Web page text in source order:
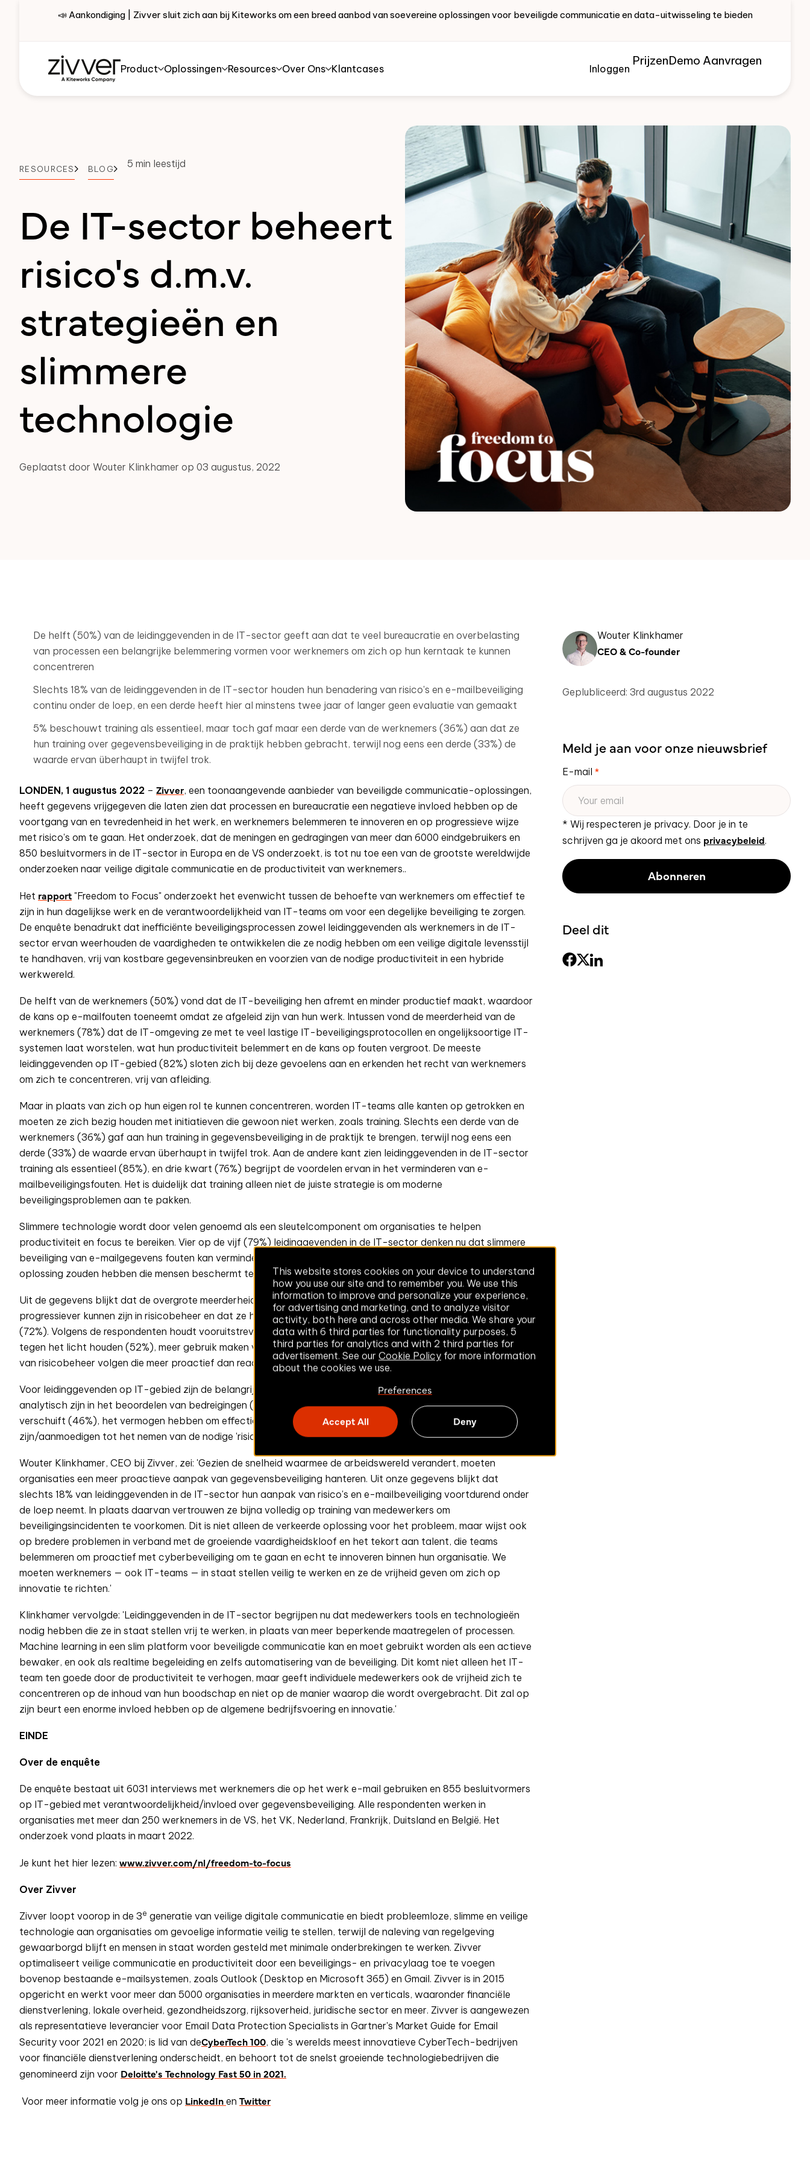
This website stores cookies on your device to understand
how you use our site and to remember you. We use this
information to improve and personalize your experience,
for advertising and marketing, and to analyze visitor
activity, both here and across other media. We share your
data with 6 third parties for functionality purposes, 5
third parties for analytics and with 2 third parties for
advertisement. See our Cookie Policy for more information
about the cookies we use.
Preferences
Accept All Deny
📣 Aankondiging | Zivver sluit zich aan bij Kiteworks om een breed aanbod van soevereine oplossingen voor beveiligde communicatie en data-uitwisseling te bieden
Product Oplossingen Resources Over Ons Klantcases Inloggen
PrijzenDemo Aanvragen
RESOURCES BLOG 5 min leestijd
De IT-sector beheert
risico's d.m.v.
strategieën en
slimmere
technologie
Geplaatst door Wouter Klinkhamer op 03 augustus, 2022
De helft (50%) van de leidinggevenden in de IT-sector geeft aan dat te veel bureaucratie en overbelasting
van processen een belangrijke belemmering vormen voor werknemers om zich op hun kerntaak te kunnen
concentreren
Slechts 18% van de leidinggevenden in de IT-sector houden hun benadering van risico's en e-mailbeveiliging
continu onder de loep, en een derde heeft hier al minstens twee jaar of langer geen evaluatie van gemaakt
5% beschouwt training als essentieel, maar toch gaf maar een derde van de werknemers (36%) aan dat ze
hun training over gegevensbeveiliging in de praktijk hebben gebracht, terwijl nog eens een derde (33%) de
waarde ervan überhaupt in twijfel trok.
LONDEN, 1 augustus 2022 – Zivver, een toonaangevende aanbieder van beveiligde communicatie-oplossingen,
heeft gegevens vrijgegeven die laten zien dat processen en bureaucratie een negatieve invloed hebben op de
voortgang van en tevredenheid in het werk, en werknemers belemmeren te innoveren en op progressieve wijze
met risico's om te gaan. Het onderzoek, dat de meningen en gedragingen van meer dan 6000 eindgebruikers en
850 besluitvormers in de IT-sector in Europa en de VS onderzoekt, is tot nu toe een van de grootste wereldwijde
onderzoeken naar veilige digitale communicatie en de productiviteit van werknemers..
Het rapport "Freedom to Focus" onderzoekt het evenwicht tussen de behoefte van werknemers om effectief te
zijn in hun dagelijkse werk en de verantwoordelijkheid van IT-teams om voor een degelijke beveiliging te zorgen.
De enquête benadrukt dat inefficiënte beveiligingsprocessen zowel leidinggevenden als werknemers in de IT-
sector ervan weerhouden de vaardigheden te ontwikkelen die ze nodig hebben om een veilige digitale levensstijl
te handhaven, vrij van kostbare gegevensinbreuken en voorzien van de nodige productiviteit in een hybride
werkwereld.
De helft van de werknemers (50%) vond dat de IT-beveiliging hen afremt en minder productief maakt, waardoor
de kans op e-mailfouten toeneemt omdat ze afgeleid zijn van hun werk. Intussen vond de meerderheid van de
werknemers (78%) dat de IT-omgeving ze met te veel lastige IT-beveiligingsprotocollen en ongelijksoortige IT-
systemen laat worstelen, wat hun productiviteit belemmert en de kans op fouten vergroot. De meeste
leidinggevenden op IT-gebied (82%) sloten zich bij deze gevoelens aan en erkenden het recht van werknemers
om zich te concentreren, vrij van afleiding.
Maar in plaats van zich op hun eigen rol te kunnen concentreren, worden IT-teams alle kanten op getrokken en
moeten ze zich bezig houden met initiatieven die gewoon niet werken, zoals training. Slechts een derde van de
werknemers (36%) gaf aan hun training in gegevensbeveiliging in de praktijk te brengen, terwijl nog eens een
derde (33%) de waarde ervan überhaupt in twijfel trok. Aan de andere kant zien leidinggevenden in de IT-sector
training als essentieel (85%), en drie kwart (76%) begrijpt de voordelen ervan in het verminderen van e-
mailbeveiligingsfouten. Het is duidelijk dat training alleen niet de juiste strategie is om moderne
beveiligingsproblemen aan te pakken.
Slimmere technologie wordt door velen genoemd als een sleutelcomponent om organisaties te helpen
productiviteit en focus te bereiken. Vier op de vijf (79%) leidinggevenden in de IT-sector denken nu dat slimmere
beveiliging van e-mailgegevens fouten kan verminderen, en 87% zegt dat het gunstig zou zijn als bedrijven een
oplossing zouden hebben die mensen beschermt tegen fouten in e-mailbeveiliging.
Uit de gegevens blijkt dat de overgrote meerderheid van leidinggevenden in de IT-sector (91%) vindt dat ze
progressiever kunnen zijn in risicobeheer en dat ze hun aanpak van e-mailbeveiliging regelmatig moeten herzien
(72%). Volgens de respondenten houdt vooruitstrevend risicobeheer in dat ze de beveiligingspraktijken vaker
tegen het licht houden (52%), meer gebruik maken van slimme beveiligingstechnologieën (49%), en een aanpak
van risicobeheer volgen die meer proactief dan reactief is (38%).
Voor leidinggevenden op IT-gebied zijn de belangrijkste eigenschappen voor een CISO in de komende twee jaar:
analytisch zijn in het beoordelen van bedreigingen (51%), flexibel zijn om te veranderen als het landschap
verschuift (46%), het vermogen hebben om effectief met medewerkers in gesprek te gaan (45%), en innovatief
zijn/aanmoedigen tot het nemen van de nodige 'risico's' in de onderneming (43%).
Wouter Klinkhamer, CEO bij Zivver, zei: 'Gezien de snelheid waarmee de arbeidswereld verandert, moeten
organisaties een meer proactieve aanpak van gegevensbeveiliging hanteren. Uit onze gegevens blijkt dat
slechts 18% van leidinggevenden in de IT-sector hun aanpak van risico's en e-mailbeveiliging voortdurend onder
de loep neemt. In plaats daarvan vertrouwen ze bijna volledig op training van medewerkers om
beveiligingsincidenten te voorkomen. Dit is niet alleen de verkeerde oplossing voor het probleem, maar wijst ook
op bredere problemen in verband met de groeiende vaardigheidskloof en het tekort aan talent, die teams
belemmeren om proactief met cyberbeveiliging om te gaan en echt te innoveren binnen hun organisatie. We
moeten werknemers — ook IT-teams — in staat stellen veilig te werken en ze de vrijheid geven om zich op
innovatie te richten.'
Klinkhamer vervolgde: 'Leidinggevenden in de IT-sector begrijpen nu dat medewerkers tools en technologieën
nodig hebben die ze in staat stellen vrij te werken, in plaats van meer beperkende maatregelen of processen.
Machine learning in een slim platform voor beveiligde communicatie kan en moet gebruikt worden als een actieve
bewaker, en ook als realtime begeleiding en zelfs automatisering van de beveiliging. Dit komt niet alleen het IT-
team ten goede door de productiviteit te verhogen, maar geeft individuele medewerkers ook de vrijheid zich te
concentreren op de inhoud van hun boodschap en niet op de manier waarop die wordt overgebracht. Dit zal op
zijn beurt een enorme invloed hebben op de algemene bedrijfsvoering en innovatie.'
EINDE
Over de enquête
De enquête bestaat uit 6031 interviews met werknemers die op het werk e-mail gebruiken en 855 besluitvormers
op IT-gebied met verantwoordelijkheid/invloed over gegevensbeveiliging. Alle respondenten werken in
organisaties met meer dan 250 werknemers in de VS, het VK, Nederland, Frankrijk, Duitsland en België. Het
onderzoek vond plaats in maart 2022.
Je kunt het hier lezen: www.zivver.com/nl/freedom-to-focus
Over Zivver
Zivver loopt voorop in de 3e generatie van veilige digitale communicatie en biedt probleemloze, slimme en veilige
technologie aan organisaties om gevoelige informatie veilig te stellen, terwijl de naleving van regelgeving
gewaarborgd blijft en mensen in staat worden gesteld met minimale onderbrekingen te werken. Zivver
optimaliseert veilige communicatie en productiviteit door een beveiligings- en privacylaag toe te voegen
bovenop bestaande e-mailsystemen, zoals Outlook (Desktop en Microsoft 365) en Gmail. Zivver is in 2015
opgericht en werkt voor meer dan 5000 organisaties in meerdere markten en verticals, waaronder financiële
dienstverlening, lokale overheid, gezondheidszorg, rijksoverheid, juridische sector en meer. Zivver is aangewezen
als representatieve leverancier voor Email Data Protection Specialists in Gartner's Market Guide for Email
Security voor 2021 en 2020; is lid van deCyberTech 100, die 's werelds meest innovatieve CyberTech-bedrijven
voor financiële dienstverlening onderscheidt, en behoort tot de snelst groeiende technologiebedrijven die
genomineerd zijn voor Deloitte's Technology Fast 50 in 2021.
Voor meer informatie volg je ons op LinkedIn en Twitter
Wouter Klinkhamer
CEO & Co-founder
Geplubliceerd: 3rd augustus 2022
Meld je aan voor onze nieuwsbrief
E-mail *
* Wij respecteren je privacy. Door je in te
schrijven ga je akoord met ons privacybeleid.
Deel dit